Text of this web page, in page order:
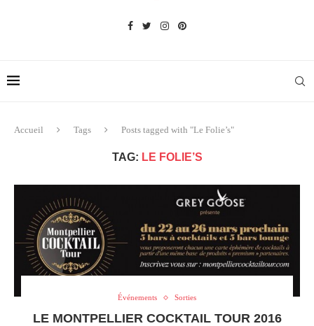
Accueil Tags Posts tagged with "Le Folie’s"
TAG: LE FOLIE’S
Événements Sorties
LE MONTPELLIER COCKTAIL TOUR 2016